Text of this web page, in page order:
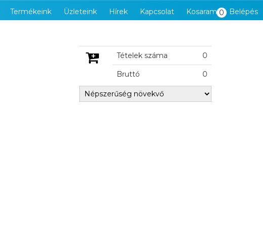
Termékeink Üzleteink Hírek Kapcsolat Kosaram 0 Belépés
Tételek száma 0
Bruttó 0